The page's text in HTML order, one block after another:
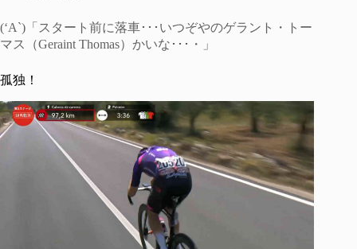
(‘A`)「スタート前に落車･･･いつぞやのゲラント・トー
マス（Geraint Thomas）かいな･･･・」
孤独！